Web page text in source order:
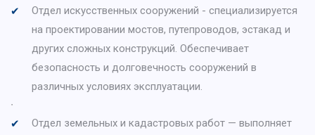
Отдел искусственных сооружений - специализируется
на проектировании мостов, путепроводов, эстакад и
других сложных конструкций. Обеспечивает
безопасность и долговечность сооружений в
различных условиях эксплуатации.
∙
Отдел земельных и кадастровых работ — выполняет